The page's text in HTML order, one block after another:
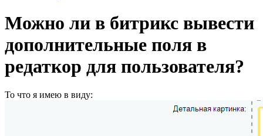
Можно ли в битрикс вывести
дополнительные поля в
редаткор для пользователя?
То что я имею в виду: